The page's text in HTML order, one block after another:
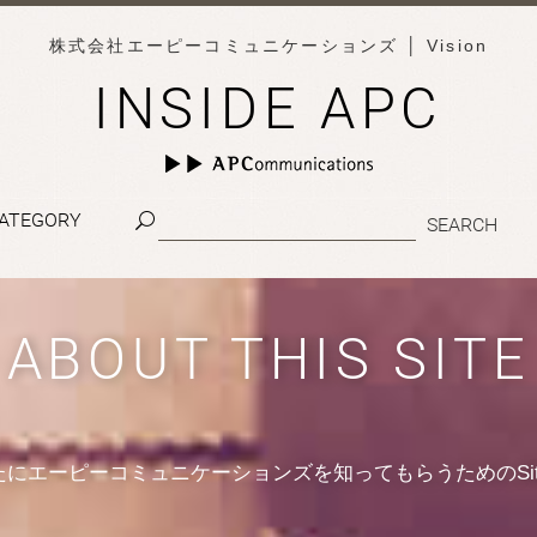
株式会社エーピーコミュニケーションズ │ Vision
INSIDE APC
ABOUT THIS SITE
にエーピーコミュニケーションズを知ってもらうための